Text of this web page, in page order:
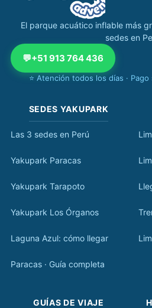
El parque acuático inflable más
sedes en
💬+51 913 764 436
⭐ Atención todos los días ·
SEDES YAKUPARK
Las 3 sedes en Perú
Yakupark Paracas
Yakupark Tarapoto
Yakupark Los Órganos
Laguna Azul: cómo llegar
Paracas · Guía completa
GUÍAS DE VIAJE